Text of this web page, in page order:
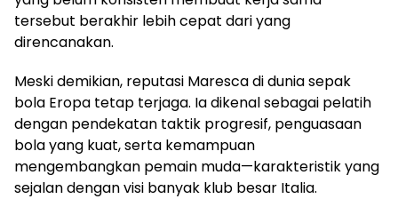
tersebut berakhir lebih cepat dari yang
direncanakan.
Meski demikian, reputasi Maresca di dunia sepak
bola Eropa tetap terjaga. Ia dikenal sebagai pelatih
dengan pendekatan taktik progresif, penguasaan
bola yang kuat, serta kemampuan
mengembangkan pemain muda—karakteristik yang
sejalan dengan visi banyak klub besar Italia.